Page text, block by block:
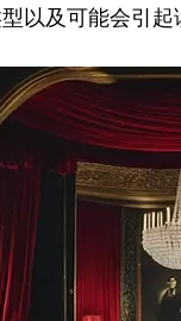
以及可能会引